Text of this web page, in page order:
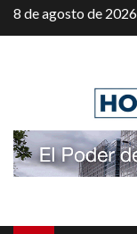
Saltar
al
8 de agosto de 2026